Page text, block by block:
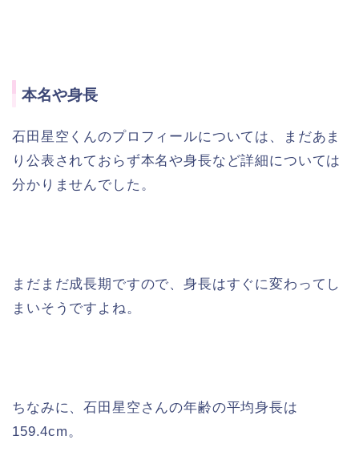
本名や身長
石田星空くんのプロフィールについては、まだあま
り公表されておらず本名や身長など詳細については
分かりませんでした。
まだまだ成長期ですので、身長はすぐに変わってし
まいそうですよね。
ちなみに、石田星空さんの年齢の平均身長は
159.4cm。